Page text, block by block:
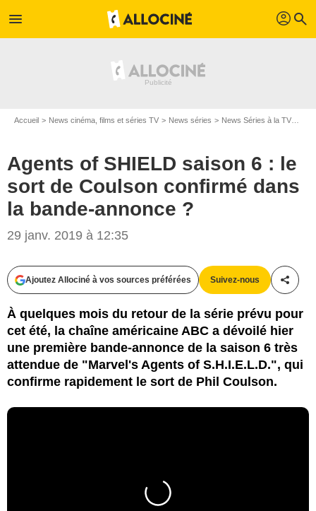
menu profil search
Accueil News cinéma, films et séries TV News séries News Séries à la TV
Agents of SHIELD saison 6 : le
sort de Coulson confirmé dans
la bande-annonce ?
29 janv. 2019 à 12:35
Ajoutez Allociné à vos sources préférées Suivez-nous
À quelques mois du retour de la série prévu pour
cet été, la chaîne américaine ABC a dévoilé hier
une première bande-annonce de la saison 6 très
attendue de "Marvel's Agents of S.H.I.E.L.D.", qui
confirme rapidement le sort de Phil Coulson.